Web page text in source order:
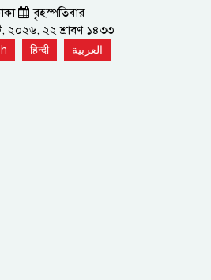
বৃহস্পতিবার
২০২৬, ২২ শ্রাবণ ১৪৩৩
हिन्दी العربية